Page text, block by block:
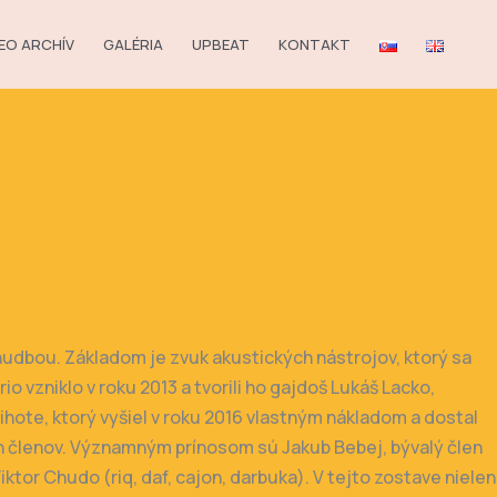
ARCHÍV GALÉRIA UPBEAT KONTAKT
Základom je zvuk akustických nástrojov, ktorý sa
v roku 2013 a tvorili ho gajdoš Lukáš Lacko,
ktorý vyšiel v roku 2016 vlastným nákladom a dostal
Významným prínosom sú Jakub Bebej, bývalý člen
Chudo (riq, daf, cajon, darbuka). V tejto zostave nielen